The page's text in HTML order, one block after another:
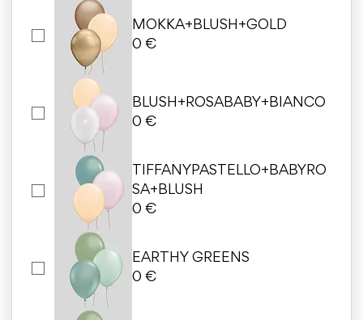
MOKKA+BLUSH+GOLD
0 €
BLUSH+ROSABABY+BIANCO
0 €
TIFFANYPASTELLO+BABYRO
SA+BLUSH
0 €
EARTHY GREENS
0 €